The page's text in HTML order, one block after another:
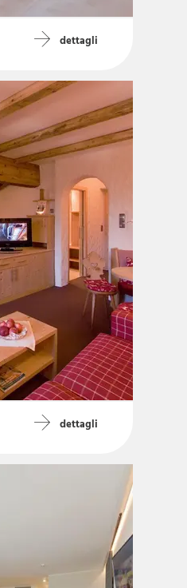
dettagli
dettagli